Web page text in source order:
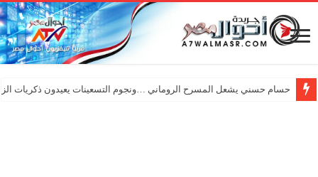
حسام حسني يشعل المسرح الروماني …ونجوم التسعينات يعيدون ذكريات